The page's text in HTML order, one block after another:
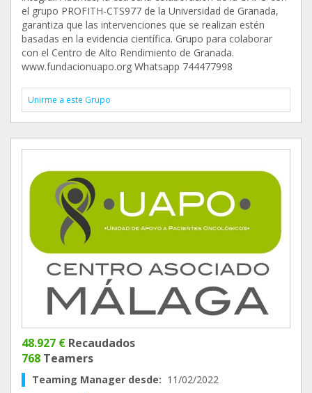
el grupo PROFITH-CTS977 de la Universidad de Granada,
garantiza que las intervenciones que se realizan estén
basadas en la evidencia científica. Grupo para colaborar
con el Centro de Alto Rendimiento de Granada.
www.fundacionuapo.org Whatsapp 744477998
Unirme a este Grupo
48.927 € Recaudados
768 Teamers
Teaming Manager desde: 11/02/2022